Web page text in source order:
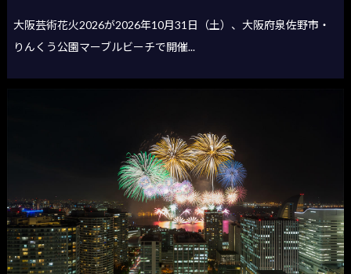
大阪芸術花火2026が2026年10月31日（土）、大阪府泉佐野市・
りんくう公園マーブルビーチで開催...